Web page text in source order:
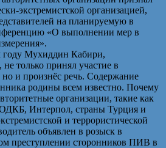
экстремистской организацией,
на планируемую в
«О выполнении мер в
Мухиддин Кабири,
только принял участие в
и произнёс речь. Содержание
родины всем известно. Почему
организации, такие как
Интерпол, страны Турция и
и террористической
объявлен в розыск в
преступлении сторонников ПИВ в